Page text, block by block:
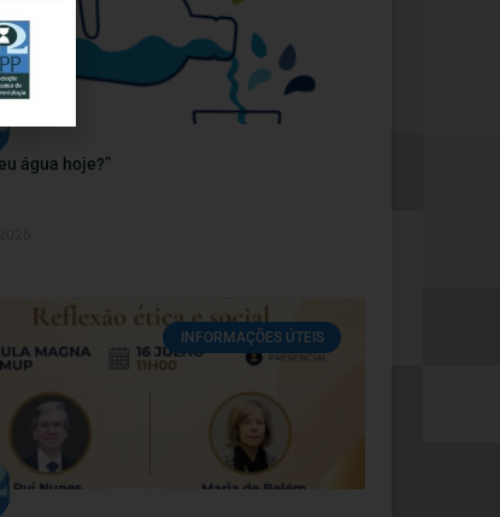
água hoje?”
INFORMAÇÕES ÚTEIS